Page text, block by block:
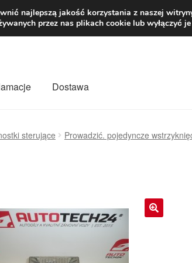
zł
Dostawa
sterujące Prowadzić. pojedyncze
najlepszą jakość korzystania z naszej
przez nas plikach cookie lub wyłączyć